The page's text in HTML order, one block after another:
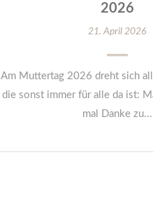
2026
21. April 2026
Am Muttertag 2026 dreht sich
die sonst immer für alle da ist:
mal Danke zu...